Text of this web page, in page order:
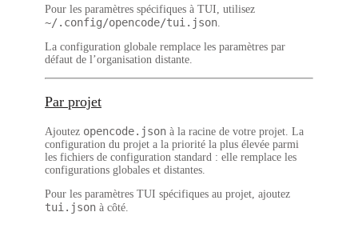
Pour les paramètres spécifiques à TUI, utilisez
~/.config/opencode/tui.json
La configuration globale remplace les paramètres par
défaut de l’organisation distante.
Par projet
Ajoutez opencode.json à la racine de votre projet. La
configuration du projet a la priorité la plus élevée parmi
les fichiers de configuration standard : elle remplace les
configurations globales et distantes.
Pour les paramètres TUI spécifiques au projet, ajoutez
tui.json à côté.